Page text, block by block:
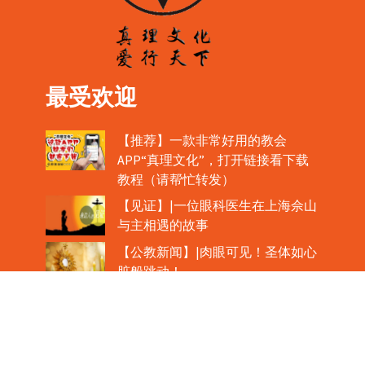
最受欢迎
【推荐】一款非常好用的教会
APP“真理文化”，打开链接看下载
教程（请帮忙转发）
【见证】|一位眼科医生在上海佘山
与主相遇的故事
【公教新闻】|肉眼可见！圣体如心
脏般跳动！